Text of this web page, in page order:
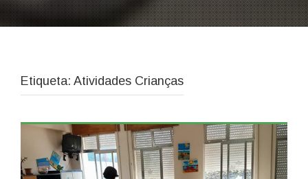
Etiqueta: Atividades Crianças